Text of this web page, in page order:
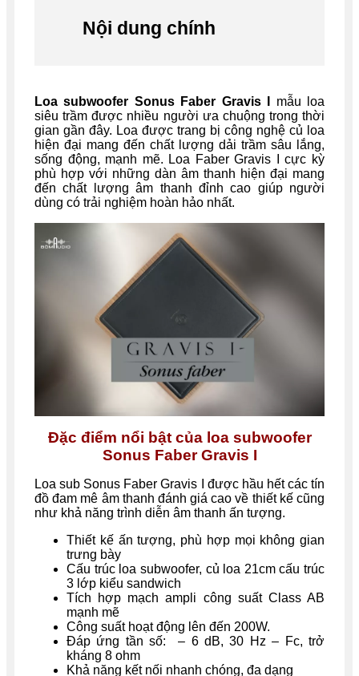
Nội dung chính
Loa subwoofer Sonus Faber Gravis I
mẫu loa
siêu trầm được nhiều người ưa chuộng trong thời
gian gần đây. Loa được trang bị công nghệ củ loa
hiện đại mang đến chất lượng dải trầm sâu lắng,
sống động, mạnh mẽ. Loa Faber Gravis I cực kỳ
phù hợp với những dàn âm thanh hiện đại mang
đến chất lượng âm thanh đỉnh cao giúp người
dùng có trải nghiệm hoàn hảo nhất.
Đặc điểm nổi bật của loa subwoofer
Sonus Faber Gravis I
Loa sub Sonus Faber Gravis I được hầu hết các tín
đồ đam mê âm thanh đánh giá cao về thiết kế cũng
như khả năng trình diễn âm thanh ấn tượng.
Thiết kế ấn tượng, phù hợp mọi không gian
trưng bày
Cấu trúc loa subwoofer, củ loa 21cm cấu trúc
3 lớp kiểu sandwich
Tích hợp mạch ampli công suất Class AB
mạnh mẽ
Công suất hoạt động lên đến 200W.
Đáp ứng tần số: – 6 dB, 30 Hz – Fc, trở
kháng 8 ohm
Khả năng kết nối nhanh chóng, đa dạng